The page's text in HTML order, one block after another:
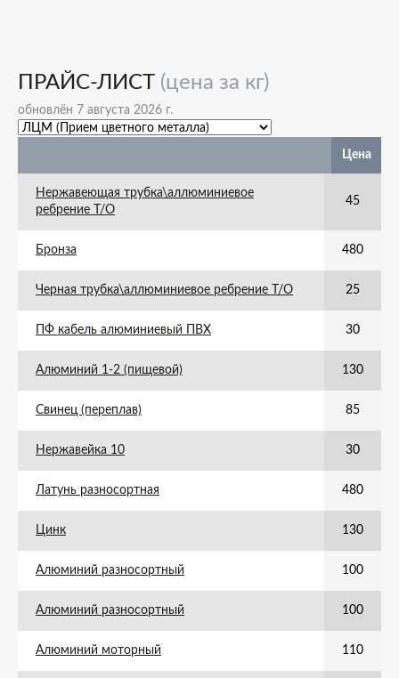
ПРАЙС-ЛИСТ (цена за кг)
обновлён 7 августа 2026 г.
Цена
Нержавеющая трубка\аллюминиевое
ребрение Т/О
45
Бронза 480
Черная трубка\аллюминиевое ребрение Т/О 25
ПФ кабель алюминиевый ПВХ 30
Алюминий 1-2 (пищевой) 130
Свинец (переплав) 85
Нержавейка 10 30
Латунь разносортная 480
Цинк 130
Алюминий разносортный 100
Алюминий разносортный 100
Алюминий моторный 110